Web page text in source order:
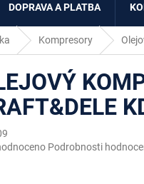
DOPRAVA A PLATBA
Kompresory
Podrobnosti